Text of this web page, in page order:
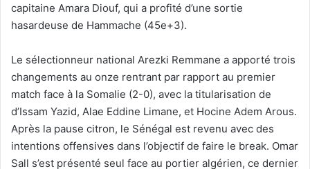
capitaine Amara Diouf, qui a profité d’une sortie
hasardeuse de Hammache (45e+3).
Le sélectionneur national Arezki Remmane a apporté trois
changements au onze rentrant par rapport au premier
match face à la Somalie (2-0), avec la titularisation de
d’Issam Yazid, Alae Eddine Limane, et Hocine Adem Arous.
Après la pause citron, le Sénégal est revenu avec des
intentions offensives dans l’objectif de faire le break. Omar
Sall s’est présenté seul face au portier algérien, ce dernier